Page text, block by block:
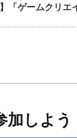
「ゲームクリエ
しよう